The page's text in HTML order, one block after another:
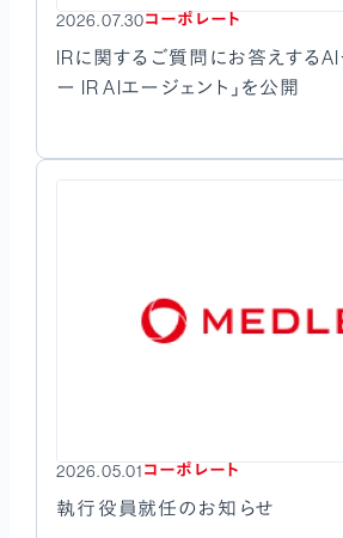
2026.07.30コーポレート
IRに関するご質問にお答えするAI
ー IR AIエージェント」を公開
2026.05.01コーポレート
執行役員就任のお知らせ